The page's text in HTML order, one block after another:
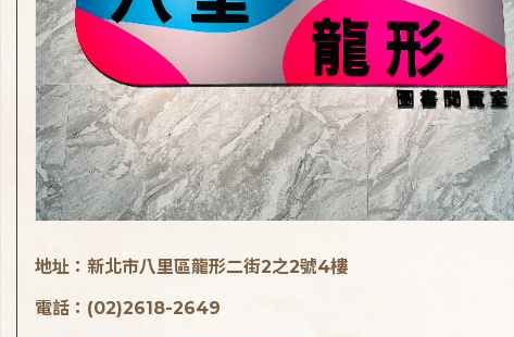
地址：新北市八里區龍形二街2之2號4樓
電話：(02)2618-2649